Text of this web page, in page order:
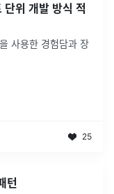
위 개발 방식 적
사용한 경험담과 장
25
턴